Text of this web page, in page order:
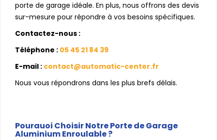
porte de garage idéale. En plus, nous offrons des devis
sur-mesure pour répondre à vos besoins spécifiques.
Contactez-nous :
Téléphone : 05 45 21 84 39
E-mail : contact@automatic-center.fr
Nous vous répondrons dans les plus brefs délais.
Pourquoi Choisir Notre Porte de Garage
Aluminium Enroulable ?